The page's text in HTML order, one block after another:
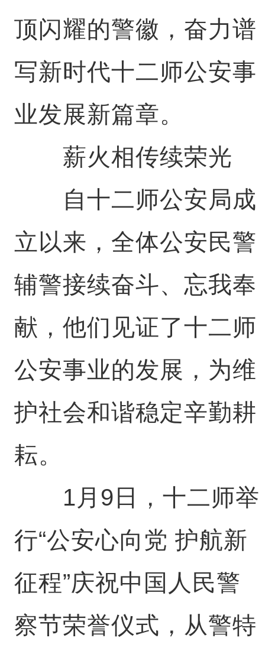
顶闪耀的警徽，奋力谱
写新时代十二师公安事
业发展新篇章。
薪火相传续荣光
自十二师公安局成
立以来，全体公安民警
辅警接续奋斗、忘我奉
献，他们见证了十二师
公安事业的发展，为维
护社会和谐稳定辛勤耕
耘。
1月9日，十二师举
行“公安心向党 护航新
征程”庆祝中国人民警
察节荣誉仪式，从警特